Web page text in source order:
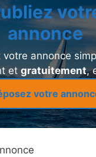
annonce
votre annonce
et gratuitement,
votre